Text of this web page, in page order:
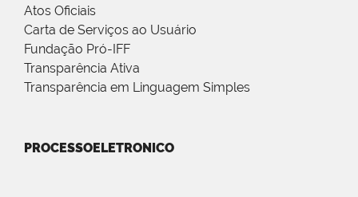
Atos Oficiais
Carta de Serviços ao Usuário
Fundação Pró-IFF
Transparência Ativa
Transparência em Linguagem Simples
PROCESSOELETRONICO